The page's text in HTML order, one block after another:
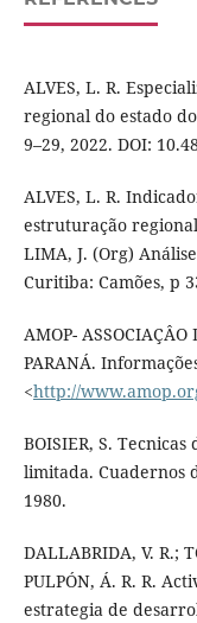
ALVES, L. R.
regional do estado
9–29, 2022. DOI:
ALVES, L. R.
estruturação
LIMA, J. (Org)
Curitiba: Camões, p
AMOP- ASSOCIAÇÂO
PARANÁ.
<http://
BOISIER, S.
limitada. Cuadernos
1980.
DALLABRIDA, V. R.;
PULPÓN, Á. R. R.
estrategia de